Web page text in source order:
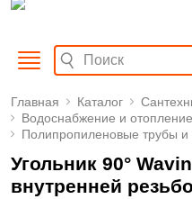
Главная Каталог
Водоснабжение и отопление
Полипропиленовые трубы и
Угольник 90°
внутренней